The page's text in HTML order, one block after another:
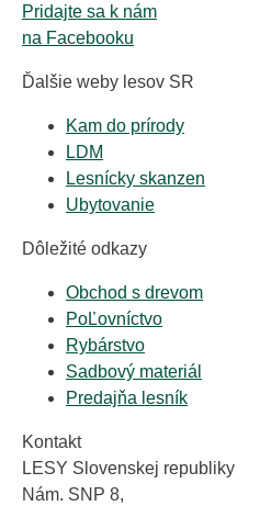
Pridajte sa k nám
na Facebooku
Ďalšie weby lesov SR
Kam do prírody
LDM
Lesnícky skanzen
Ubytovanie
Dôležité odkazy
Obchod s drevom
PoĽovníctvo
Rybárstvo
Sadbový materiál
Predajňa lesník
Kontakt
LESY Slovenskej republiky
Nám. SNP 8,